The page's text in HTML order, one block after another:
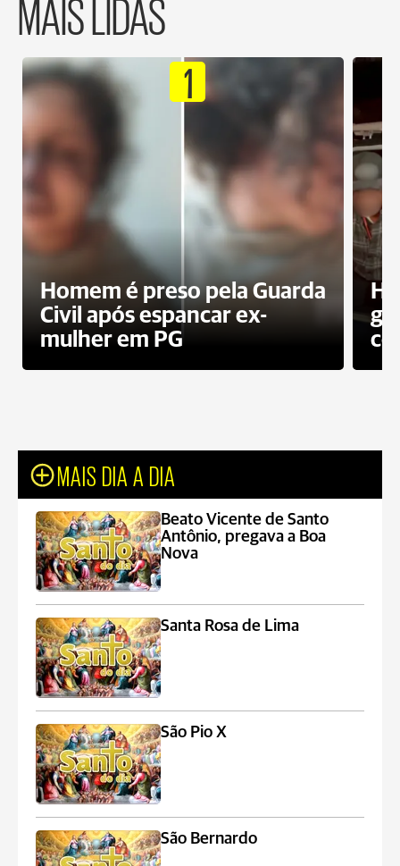
MAIS LIDAS
1
Homem é preso pela Guarda
Civil após espancar ex-
mulher em PG
MAIS DIA A DIA
Beato Vicente de Santo
Antônio, pregava a Boa
Nova
Santa Rosa de Lima
São Pio X
São Bernardo